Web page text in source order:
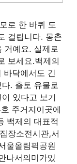
로 한 바퀴 도
걸립니다. 몽촌
거예요. 실제로
보세요.백제의
닥에서도 긴
. 출토 유물로
있다고 보기
주거지이곳에
백제의 대표적
장소전시관,서
울올림픽공원
나서의미가있